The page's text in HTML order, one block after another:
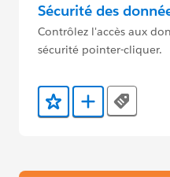
Sécurité des
Contrôlez l'accès aux
sécurité pointer-cliquer.
Ajouter aux favoris
Ajouter au
Tags